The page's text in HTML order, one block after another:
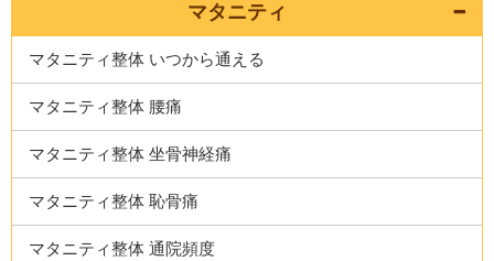
マタニティ
マタニティ整体 いつから通える
マタニティ整体 腰痛
マタニティ整体 坐骨神経痛
マタニティ整体 恥骨痛
マタニティ整体 通院頻度